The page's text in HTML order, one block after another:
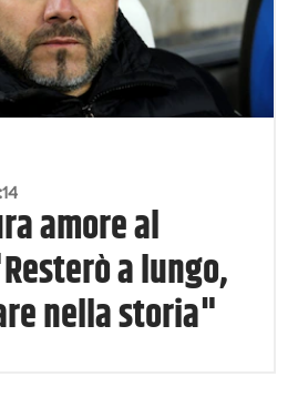
amore al
a lungo,
nella storia"